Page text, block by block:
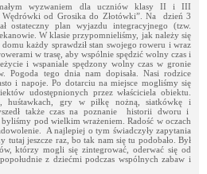
wyzwaniem dla uczniów klasy II i III
Wędrówki od Grosika do Złotówki”. Na dzień 3
ostateczny plan wyjazdu integracyjnego (tzw.
W klasie przypomnieliśmy, jak należy się
każdy sprawdził stan swojego roweru i wraz
w trasę, aby wspólnie spędzić wolny czas i
i wspaniale spędzony wolny czas w gronie
Pogoda tego dnia nam dopisała. Nasi rodzice
i napoje. Po dotarciu na miejsce mogliśmy się
udostępnionych przez właściciela obiektu.
huśtawkach, gry w piłkę nożną, siatkówkę i
także czas na poznanie historii dworu i
byliśmy pod wielkim wrażeniem. Radość w oczach
A najlepiej o tym świadczyły zapytania
tutaj jeszcze raz, bo tak nam się tu podobało. Był
którzy mogli się zintegrować, oderwać się od
z dziećmi podczas wspólnych zabaw i